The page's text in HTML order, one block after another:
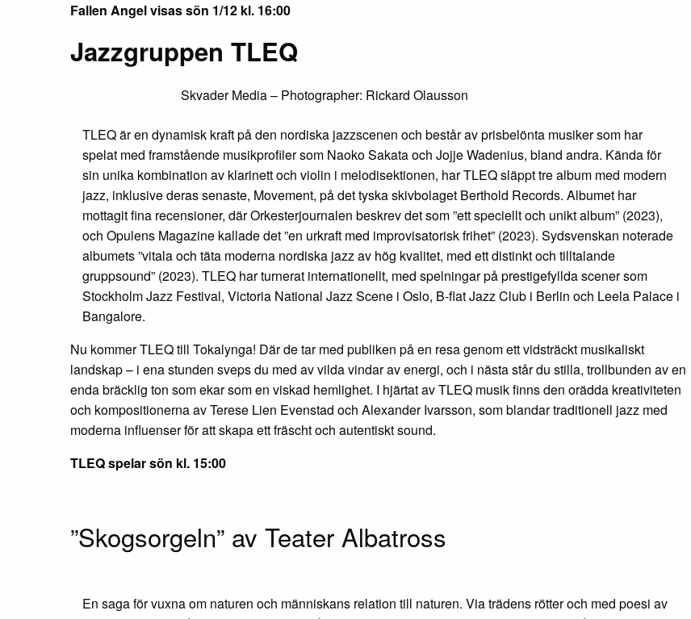
Fallen Angel visas sön 1/12 kl. 16:00
Jazzgruppen TLEQ
Skvader Media – Photographer: Rickard Olausson
TLEQ är en dynamisk kraft på den nordiska jazzscenen och består av prisbelönta musiker som har
spelat med framstående musikprofiler som Naoko Sakata och Jojje Wadenius, bland andra. Kända för
sin unika kombination av klarinett och violin i melodisektionen, har TLEQ släppt tre album med modern
jazz, inklusive deras senaste, Movement, på det tyska skivbolaget Berthold Records. Albumet har
mottagit fina recensioner, där Orkesterjournalen beskrev det som ”ett speciellt och unikt album” (2023),
och Opulens Magazine kallade det ”en urkraft med improvisatorisk frihet” (2023). Sydsvenskan noterade
albumets ”vitala och täta moderna nordiska jazz av hög kvalitet, med ett distinkt och tilltalande
gruppsound” (2023). TLEQ har turnerat internationellt, med spelningar på prestigefyllda scener som
Stockholm Jazz Festival, Victoria National Jazz Scene i Oslo, B-flat Jazz Club i Berlin och Leela Palace i
Bangalore.
Nu kommer TLEQ till Tokalynga! Där de tar med publiken på en resa genom ett vidsträckt musikaliskt
landskap – i ena stunden sveps du med av vilda vindar av energi, och i nästa står du stilla, trollbunden av en
enda bräcklig ton som ekar som en viskad hemlighet. I hjärtat av TLEQ musik finns den orädda kreativiteten
och kompositionerna av Terese Lien Evenstad och Alexander Ivarsson, som blandar traditionell jazz med
moderna influenser för att skapa ett fräscht och autentiskt sound.
TLEQ spelar sön kl. 15:00
”Skogsorgeln” av Teater Albatross
En saga för vuxna om naturen och människans relation till naturen. Via trädens rötter och med poesi av